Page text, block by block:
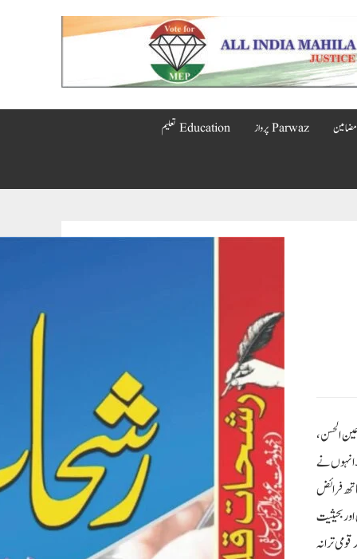
Parwaz پرواز Education تعلیم
الحسن،
رہے تھے۔ انہوں نے
فرائض
بحیثیت
ترانہ